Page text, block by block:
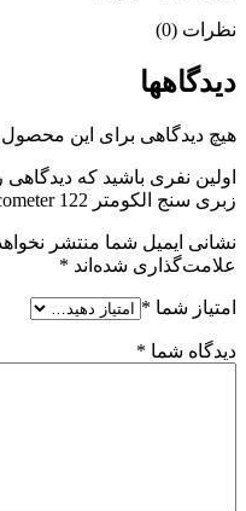
نظرات (0)
دیدگاهها
هیچ دیدگاهی برای این
اولین نفری باشید که
زبری سنج الکومتر Elcometer 122”
نشانی ایمیل شما منتشر
علامت‌گذاری شده‌اند *
امتیاز شما *
دیدگاه شما *